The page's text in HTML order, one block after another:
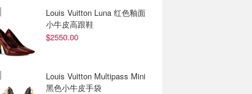
Louis Vuitton Luna 红色釉面
小牛皮高跟鞋
$2550.00
Louis Vuitton Multipass Mini
黑色小牛皮手袋